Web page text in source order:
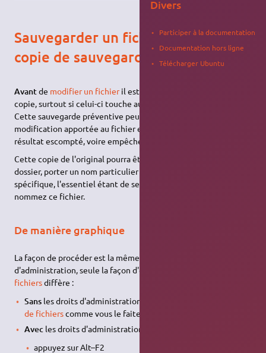
Sauvegarder un fichier (créer une
copie de sauvegarde préventive)
Avantde modifier un fichieril est toujours bon d'en faire une
copie, surtout si celui-ci touche au système.
Cette sauvegarde préventive peut s'avérer utile si la
modification apportée au fichier est lourde et n'apporte pas le
résultat escompté, voire empêche l'accès à votre session.
Cette copie de l'original pourra être placée dans n'importe quel
dossier, porter un nom particulier ou encore une extension bien
spécifique, l'essentiel étant de se rappeler où vous placez et
nommez ce fichier.
De manière graphique
La façon de procéder est la même avec ou sans les droits
d'administration, seule la façon d'ouvrir le
fichiersdiffère :
Sansles droits d'administration : Ouvrez votre
de fichierscomme vous le faites habituellement
Avec les droits d'administration :
appuyez sur Alt–F2
Divers
Participer à la documentation
Documentation hors ligne
Télécharger Ubuntu